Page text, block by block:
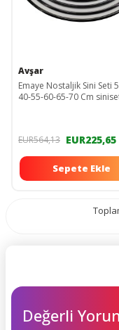
Avşar
Emaye Nostaljik Sini Seti
40-55-60-65-70 Cm
EUR564,13 EUR225,65
Sepete Ekle
Değerli